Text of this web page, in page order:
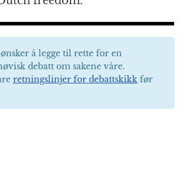
å legge til rette for en
debatt om sakene våre.
retningslinjer for debattskikk før